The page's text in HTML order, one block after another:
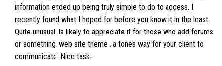
information ended up being truly simple to do to access. I
recently found what I hoped for before you know it in the least.
Quite unusual. Is likely to appreciate it for those who add forums
or something, web site theme . a tones way for your client to
communicate. Nice task..